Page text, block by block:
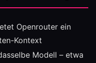
Openrouter ein
Kontext
Modell – etwa